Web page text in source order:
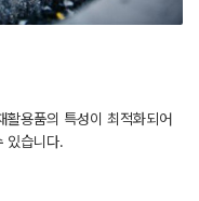
용품의 특성이 최적화되어
있습니다.